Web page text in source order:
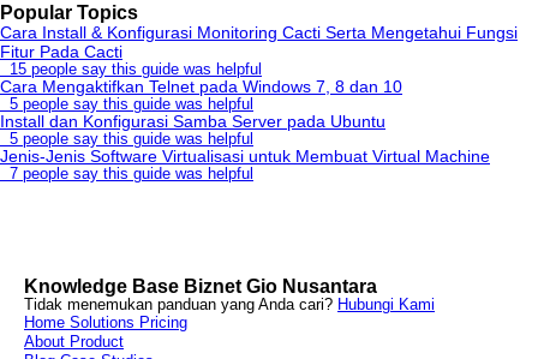
Popular Topics
Cara Install & Konfigurasi Monitoring Cacti Serta Mengetahui Fungsi
Fitur Pada Cacti
15 people say this guide was helpful
Cara Mengaktifkan Telnet pada Windows 7, 8 dan 10
5 people say this guide was helpful
Install dan Konfigurasi Samba Server pada Ubuntu
5 people say this guide was helpful
Jenis-Jenis Software Virtualisasi untuk Membuat Virtual Machine
7 people say this guide was helpful
Knowledge Base Biznet Gio Nusantara
Tidak menemukan panduan yang Anda cari? Hubungi Kami
Home Solutions Pricing
About Product